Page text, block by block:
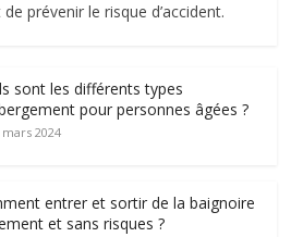
prévenir le risque d’accident.
sont les différents types
pour personnes âgées ?
mars 2024
entrer et sortir de la baignoire
et sans risques ?